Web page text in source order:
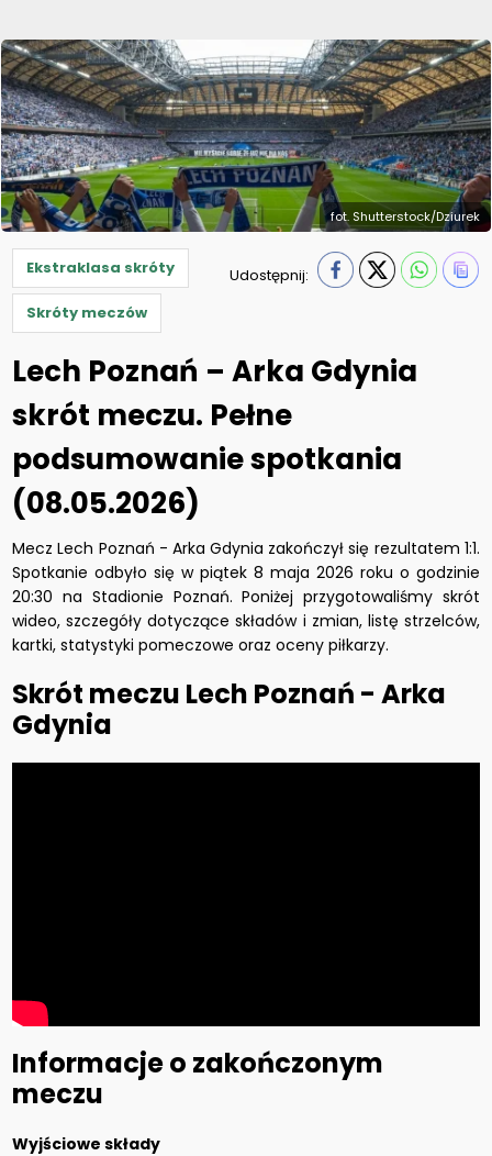
fot. Shutterstock/Dziurek
Ekstraklasa skróty
Skróty meczów
Udostępnij:
Lech Poznań – Arka Gdynia
skrót meczu. Pełne
podsumowanie spotkania
(08.05.2026)
Mecz Lech Poznań - Arka Gdynia zakończył się rezultatem 1:1.
Spotkanie odbyło się w piątek 8 maja 2026 roku o godzinie
20:30 na Stadionie Poznań. Poniżej przygotowaliśmy skrót
wideo, szczegóły dotyczące składów i zmian, listę strzelców,
kartki, statystyki pomeczowe oraz oceny piłkarzy.
Skrót meczu Lech Poznań - Arka
Gdynia
Informacje o zakończonym
meczu
Wyjściowe składy